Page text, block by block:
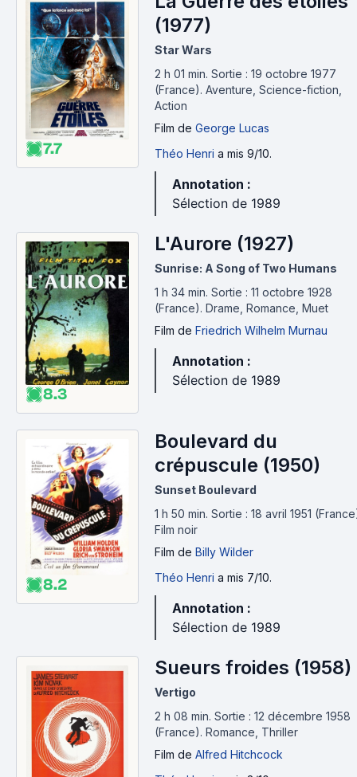
7.7
(1977)
Star Wars
2 h 01 min. Sortie : 19 octobre 1977
(France). Aventure, Science-fiction,
Action
Film de George Lucas
Théo Henri a mis 9/10.
Annotation :
Sélection de 1989
8.3
L'Aurore (1927)
Sunrise: A Song of Two Humans
1 h 34 min. Sortie : 11 octobre 1928
(France). Drame, Romance, Muet
Film de Friedrich Wilhelm Murnau
Annotation :
Sélection de 1989
8.2
Boulevard du
crépuscule (1950)
Sunset Boulevard
1 h 50 min. Sortie : 18 avril 1951
Film noir
Film de Billy Wilder
Théo Henri a mis 7/10.
Annotation :
Sélection de 1989
Sueurs froides (1958)
Vertigo
2 h 08 min. Sortie : 12 décembre 1958
(France). Romance, Thriller
Film de Alfred Hitchcock